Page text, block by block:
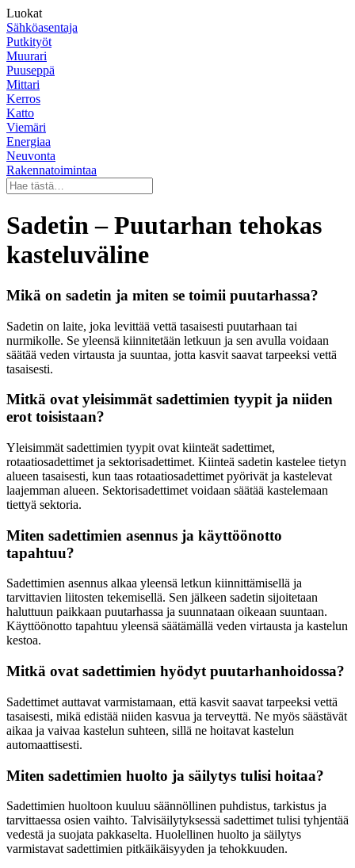
Luokat
Sähköasentaja
Putkityöt
Muurari
Puuseppä
Mittari
Kerros
Katto
Viemäri
Energiaa
Neuvonta
Rakennatoimintaa
Sadetin – Puutarhan tehokas
kasteluväline
Mikä on sadetin ja miten se toimii puutarhassa?
Sadetin on laite, joka levittää vettä tasaisesti puutarhaan tai
nurmikolle. Se yleensä kiinnitetään letkuun ja sen avulla voidaan
säätää veden virtausta ja suuntaa, jotta kasvit saavat tarpeeksi vettä
tasaisesti.
Mitkä ovat yleisimmät sadettimien tyypit ja niiden
erot toisistaan?
Yleisimmät sadettimien tyypit ovat kiinteät sadettimet,
rotaatiosadettimet ja sektorisadettimet. Kiinteä sadetin kastelee tietyn
alueen tasaisesti, kun taas rotaatiosadettimet pyörivät ja kastelevat
laajemman alueen. Sektorisadettimet voidaan säätää kastelemaan
tiettyä sektoria.
Miten sadettimien asennus ja käyttöönotto
tapahtuu?
Sadettimien asennus alkaa yleensä letkun kiinnittämisellä ja
tarvittavien liitosten tekemisellä. Sen jälkeen sadetin sijoitetaan
haluttuun paikkaan puutarhassa ja suunnataan oikeaan suuntaan.
Käyttöönotto tapahtuu yleensä säätämällä veden virtausta ja kastelun
kestoa.
Mitkä ovat sadettimien hyödyt puutarhanhoidossa?
Sadettimet auttavat varmistamaan, että kasvit saavat tarpeeksi vettä
tasaisesti, mikä edistää niiden kasvua ja terveyttä. Ne myös säästävät
aikaa ja vaivaa kastelun suhteen, sillä ne hoitavat kastelun
automaattisesti.
Miten sadettimien huolto ja säilytys tulisi hoitaa?
Sadettimien huoltoon kuuluu säännöllinen puhdistus, tarkistus ja
tarvittaessa osien vaihto. Talvisäilytyksessä sadettimet tulisi tyhjentää
vedestä ja suojata pakkaselta. Huolellinen huolto ja säilytys
varmistavat sadettimien pitkäikäisyyden ja tehokkuuden.